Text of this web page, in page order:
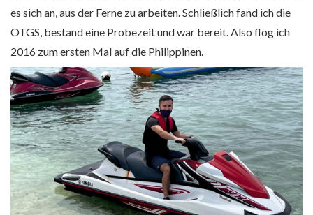
es sich an, aus der Ferne zu arbeiten. Schließlich fand ich die
OTGS, bestand eine Probezeit und war bereit. Also flog ich
2016 zum ersten Mal auf die Philippinen.